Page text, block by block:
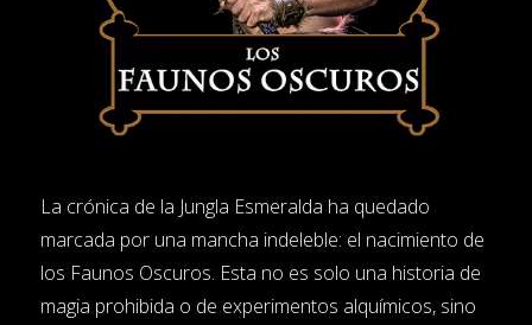
La crónica de la Jungla Esmeralda ha quedado
marcada por una mancha indeleble: el nacimiento de
los Faunos Oscuros. Esta no es solo una historia de
magia prohibida o de experimentos alquímicos, sino